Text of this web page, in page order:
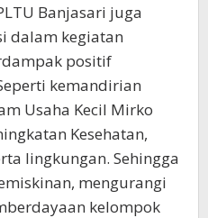
Banjasari juga
dalam kegiatan
positif
kemandirian
Usaha Kecil Mirko
Kesehatan,
lingkungan. Sehingga
mengurangi
kelompok